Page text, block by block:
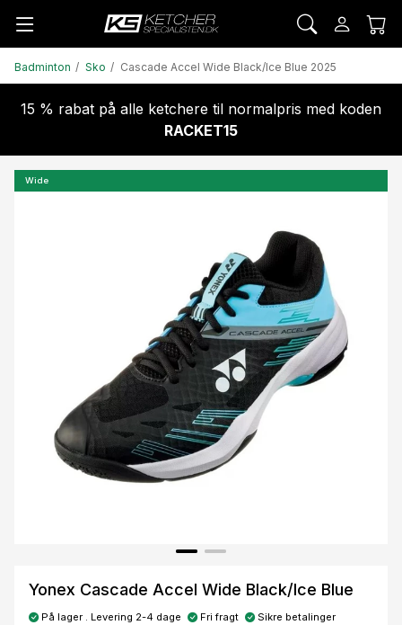
Badminton Sko Cascade Accel Wide Black/Ice Blue 2025
15 % rabat på alle ketchere til normalpris med koden
RACKET15
Wide
Yonex Cascade Accel Wide Black/Ice Blue
På lager . Levering 2-4 dage Fri fragt Sikre betalinger